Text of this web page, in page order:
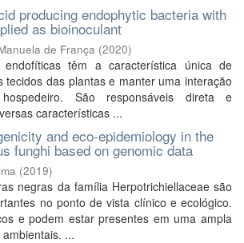
producing endophytic bacteria with
as bioinoculant
de França (2020)
endofíticas têm a característica única de
tecidos das plantas e manter uma interação
São responsáveis direta e
características ...
and eco-epidemiology in the
funghi based on genomic data
(2019)
negras da família Herpotrichiellaceae são
no ponto de vista clínico e ecológico.
e podem estar presentes em uma ampla
...